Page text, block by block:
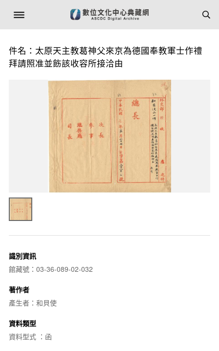
件名：太原天主教葛神父來京為德國奉教軍士作禮
拜請照准並飭該收容所接洽由
識別資訊
館藏號：03-36-089-02-032
著作者
產生者：和貝使
資料類型
資料型式 ：函